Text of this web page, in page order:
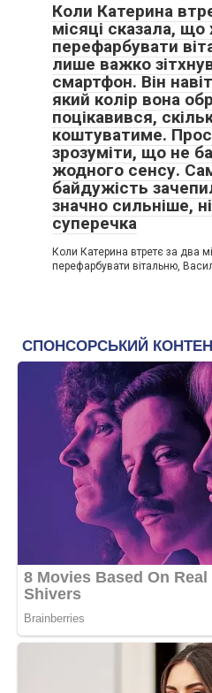
Коли Катерина
місяці сказала, що
перефарбувати
лише важко
смартфон. Він
який колір вона
поцікавився,
коштуватиме.
зрозуміти, що не
жодного сенсу.
байдужість
значно сильніше,
суперечка
Коли Катерина втретє за два
перефарбувати вітальню,